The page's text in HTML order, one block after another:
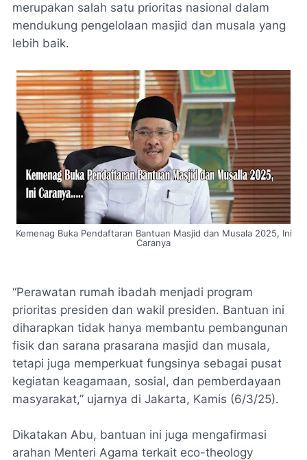
merupakan salah satu prioritas nasional dalam
mendukung pengelolaan masjid dan musala yang
lebih baik.
Kemenag Buka Pendaftaran Bantuan Masjid dan Musala 2025, Ini
Caranya
“Perawatan rumah ibadah menjadi program
prioritas presiden dan wakil presiden. Bantuan ini
diharapkan tidak hanya membantu pembangunan
fisik dan sarana prasarana masjid dan musala,
tetapi juga memperkuat fungsinya sebagai pusat
kegiatan keagamaan, sosial, dan pemberdayaan
masyarakat,” ujarnya di Jakarta, Kamis (6/3/25).
Dikatakan Abu, bantuan ini juga mengafirmasi
arahan Menteri Agama terkait eco-theology